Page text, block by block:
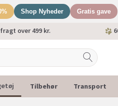
Shop Nyheder Gratis gave
over 499 kr.
Tilbehør Transport